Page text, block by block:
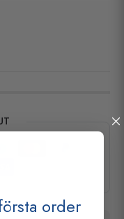
order